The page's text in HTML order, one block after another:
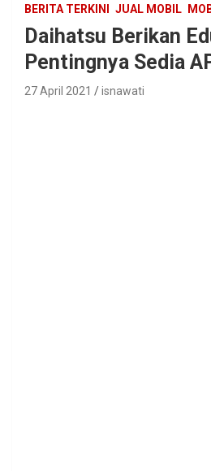
BERITA TERKINI JUAL MOBIL
Daihatsu Berikan
Pentingnya Sedia
27 April 2021 isnawati